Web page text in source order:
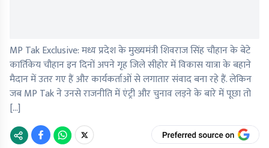
MP Tak Exclusive: मध्य प्रदेश के मुख्यमंत्री शिवराज सिंह चौहान के बेटे
कार्तिकेय चौहान इन दिनों अपने गृह जिले सीहोर में विकास यात्रा के बहाने
मैदान में उतर गए हैं और कार्यकर्ताओं से लगातार संवाद बना रहे हैं. लेकिन
जब MP Tak ने उनसे राजनीति में एंट्री और चुनाव लड़ने के बारे में पूछा तो
[…]